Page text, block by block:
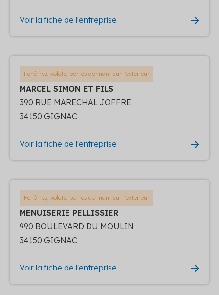
Voir la fiche de l'entreprise
Fenêtres, volets, portes donnant sur l'exterieur
MARCEL SIMON ET FILS
390 RUE MARECHAL JOFFRE
34150 GIGNAC
Voir la fiche de l'entreprise
Fenêtres, volets, portes donnant sur l'exterieur
MENUISERIE PELLISSIER
990 BOULEVARD DU MOULIN
34150 GIGNAC
Voir la fiche de l'entreprise